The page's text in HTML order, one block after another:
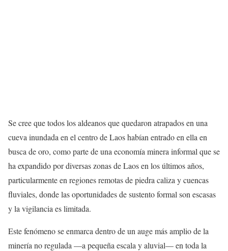
Se cree que todos los aldeanos que quedaron atrapados en una
cueva inundada en el centro de Laos habían entrado en ella en
busca de oro, como parte de una economía minera informal que se
ha expandido por diversas zonas de Laos en los últimos años,
particularmente en regiones remotas de piedra caliza y cuencas
fluviales, donde las oportunidades de sustento formal son escasas
y la vigilancia es limitada.
Este fenómeno se enmarca dentro de un auge más amplio de la
minería no regulada —a pequeña escala y aluvial— en toda la